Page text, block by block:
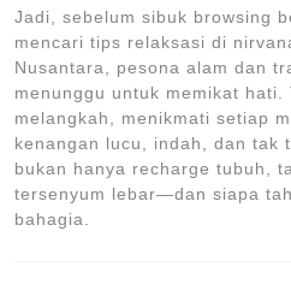
Jadi, sebelum sibuk browsing
mencari tips relaksasi di
Nusantara, pesona alam dan
menunggu untuk memikat hati.
melangkah, menikmati setiap
kenangan lucu, indah, dan tak
bukan hanya recharge tubuh,
tersenyum lebar—dan siapa
bahagia.